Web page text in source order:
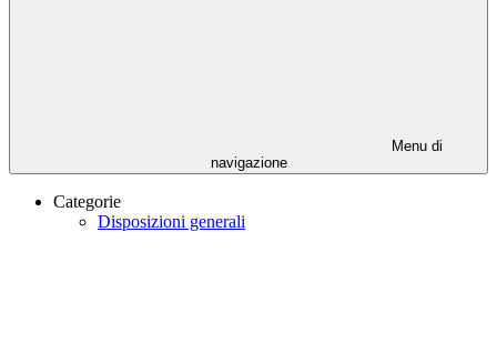
Menu di
navigazione
Categorie
Disposizioni generali